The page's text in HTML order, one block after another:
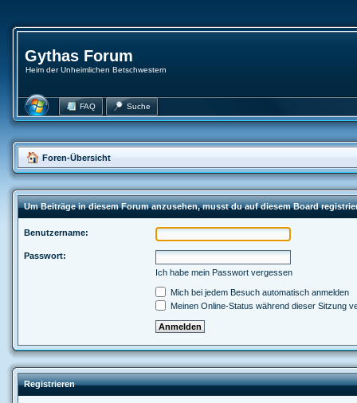
Gythas Forum
Heim der Unheimlichen Betschwestern
FAQ Suche
Foren-Übersicht
Um Beiträge in diesem Forum anzusehen, musst du auf diesem Board
Benutzername:
Passwort:
Ich habe mein Passwort vergessen
Mich bei jedem Besuch automatisch anmelden
Meinen Online-Status während dieser Sitzung
Registrieren